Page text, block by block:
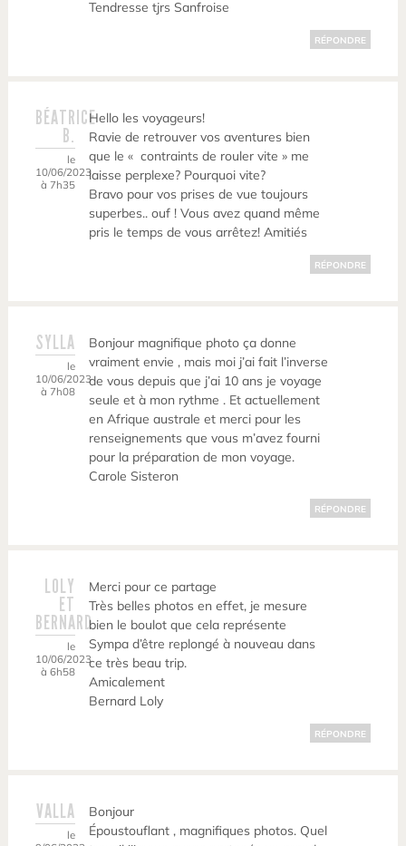
Tendresse tjrs Sanfroise
RÉPONDRE
BÉATRICE
B.
le
10/06/2023
à 7h35
Hello les voyageurs!
Ravie de retrouver vos aventures bien
que le « contraints de rouler vite » me
laisse perplexe? Pourquoi vite?
Bravo pour vos prises de vue toujours
superbes.. ouf ! Vous avez quand même
pris le temps de vous arrêtez! Amitiés
RÉPONDRE
SYLLA
le
10/06/2023
à 7h08
Bonjour magnifique photo ça donne
vraiment envie , mais moi j’ai fait l’inverse
de vous depuis que j’ai 10 ans je voyage
seule et à mon rythme . Et actuellement
en Afrique australe et merci pour les
renseignements que vous m’avez fourni
pour la préparation de mon voyage.
Carole Sisteron
RÉPONDRE
LOLY
ET
BERNARD
le
10/06/2023
à 6h58
Merci pour ce partage
Très belles photos en effet, je mesure
bien le boulot que cela représente
Sympa d’être replongé à nouveau dans
ce très beau trip.
Amicalement
Bernard Loly
RÉPONDRE
VALLA
le
Bonjour
Époustouflant , magnifiques photos. Quel